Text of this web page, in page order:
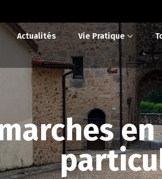
Actualités Vie Pratique